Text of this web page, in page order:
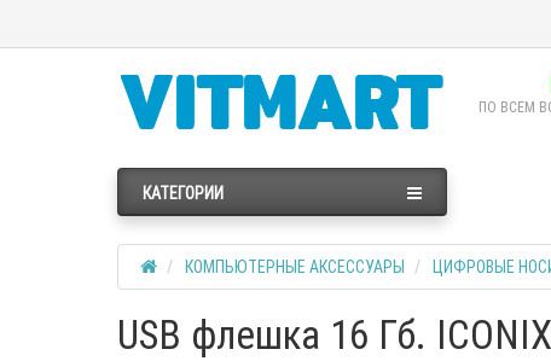
ПО ВСЕМ
КАТЕГОРИИ
КОМПЬЮТЕРНЫЕ АКСЕССУАРЫ ЦИФРОВЫЕ
USB флешка 16 Гб. ICONIX